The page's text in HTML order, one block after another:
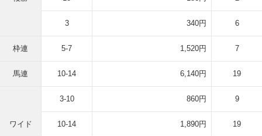
3 340円 6
枠連 5-7 1,520円 7
馬連 10-14 6,140円 19
ワイド
3-10 860円 9
10-14 1,890円 19